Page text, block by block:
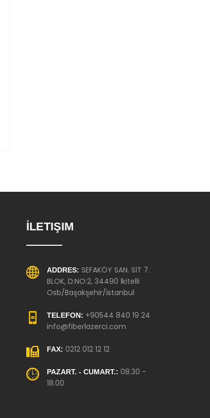
İLETIŞIM
ADDRES: SEFAKÖY SAN. SİT 7.
BLOK, D:NO:2, 34490 İkitelli
Osb/Başakşehir/İstanbul
TELEFON: +90544 840 19 24
info@fiberlazerci.com
FAX: 0212 012 12 12
PAZART. - CUMART.: 08.30 -
18.00